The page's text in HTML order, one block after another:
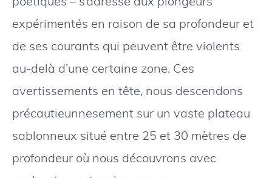
expérimentés en raison de sa profondeur et
de ses courants qui peuvent être violents
au-delà d’une certaine zone. Ces
avertissements en tête, nous descendons
précautieunnesement sur un vaste plateau
sablonneux situé entre 25 et 30 mètres de
profondeur où nous découvrons avec